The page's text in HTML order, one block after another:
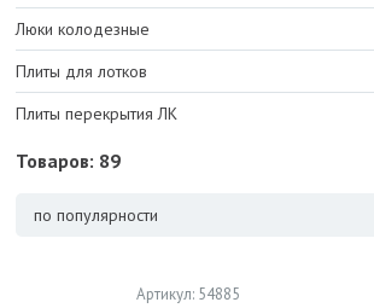
Люки колодезные
Плиты для лотков
Плиты перекрытия ЛК
Товаров: 89
по популярности
Артикул: 54885